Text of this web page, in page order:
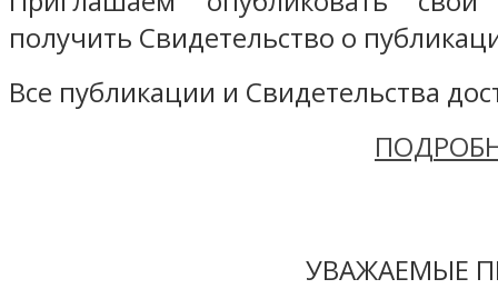
получить Свидетельство о
Все публикации и Свидетельства
УВАЖАЕМЫЕ